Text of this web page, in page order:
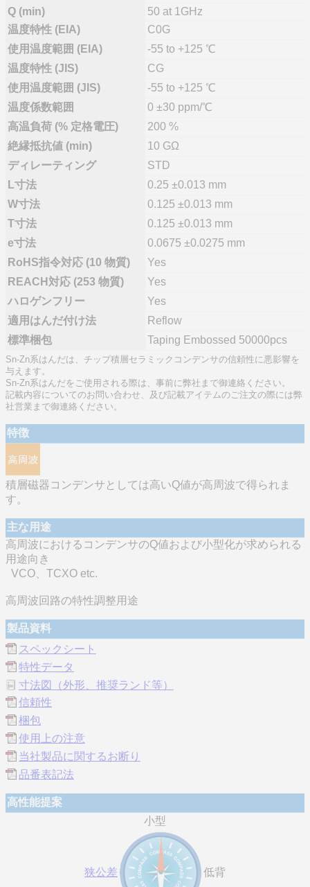
Q (min)
50 at 1GHz
温度特性 (EIA)
C0G
使用温度範囲 (EIA)
-55 to +125 ℃
温度特性 (JIS)
CG
使用温度範囲 (JIS)
-55 to +125 ℃
温度係数範囲
0 ±30 ppm/℃
高温負荷 (% 定格電圧)
200 %
絶縁抵抗値 (min)
10 GΩ
ディレーティング
STD
L寸法
0.25 ±0.013 mm
W寸法
0.125 ±0.013 mm
T寸法
0.125 ±0.013 mm
e寸法
0.0675 ±0.0275 mm
RoHS指令対応 (10 物質)
Yes
REACH対応 (253 物質)
Yes
ハロゲンフリー
Yes
適用はんだ付け法
Reflow
標準梱包
Taping Embossed 50000pcs
Sn-Zn系はんだは、チップ積層セラミックコンデンサの信頼性に悪影響を
与えます。
Sn-Zn系はんだをご使用される際は、事前に弊社まで御連絡ください。
記載内容についてのお問い合わせ、及び記載アイテムのご注文の際には弊
社営業まで御連絡ください。
特徴
積層磁器コンデンサとしては高いQ値が高周波で得られま
す。
主な用途
高周波におけるコンデンサのQ値および小型化が求められる
用途向き
VCO、TCXO etc.
高周波回路の特性調整用途
製品資料
スペックシート
特性データ
寸法図（外形、推奨ランド等）
信頼性
梱包
使用上の注意
当社製品に関するお断り
品番表記法
高性能提案
小型
狭公差 低背